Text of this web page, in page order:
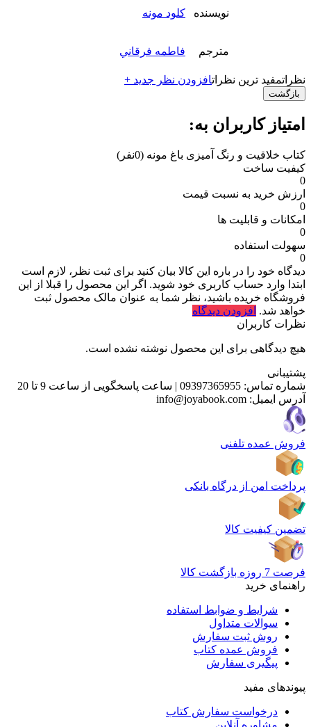
نویسنده کلود مونه
مترجم فاطمه فرقاني
نظراتمفید ترین نظراتافزودن نظر جدید +
بازگشت
امتیاز کاربران به:
کتاب خلاقیت و رنگ آمیزی باغ مونه (0نفر)
کیفیت ساخت
0
ارزش خرید به نسبت قیمت
0
امکانات و قابلیت ها
0
سهولت استفاده
0
دیدگاه خود را در باره این کالا بیان کنید برای ثبت نظر، لازم است
ابتدا وارد حساب کاربری خود شوید. اگر این محصول را قبلا از این
فروشگاه خریده باشید، نظر شما به عنوان مالک محصول ثبت
خواهد شد. افزودن دیدگاه
نظرات کاربران
هیچ دیدگاهی برای این محصول نوشته نشده است.
پشتیبانی
شماره تماس: 09397365955
| ساعت پاسخگویی از ساعت 9 تا 20
آدرس ایمیل: info@joyabook.com
فروش عمده تلفنی
پرداخت امن از درگاه بانکی
تضمین کیفیت کالا
فرصت 7 روزه بازگشت کالا
راهنمای خرید
شرایط و ضوابط استفاده
سوالات متداول
روش ثبت سفارش
فروش عمده کتاب
پیگیری سفارش
پیوندهای مفید
درخواست سفارش کتاب
مشاوره آنلاین